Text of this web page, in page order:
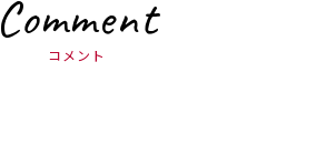
Comment
コメント